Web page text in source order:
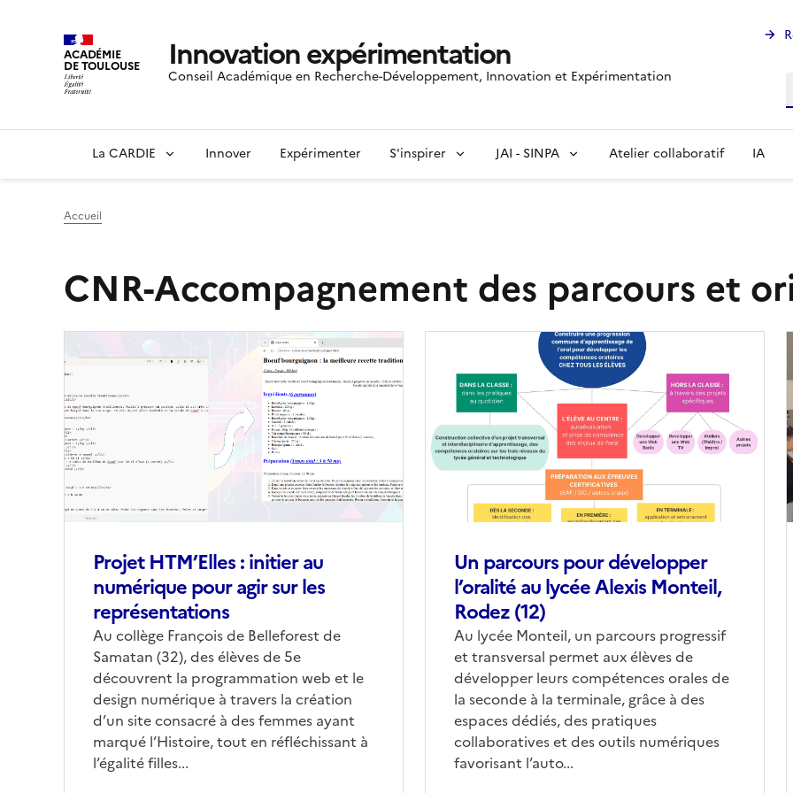
ACADÉMIE
DE TOULOUSE Innovation expérimentation
Conseil Académique en Recherche-Développement, Innovation et Expérimentation
La CARDIE Innover Expérimenter S'inspirer JAI - SINPA Atelier collaboratif IA
Accueil
CNR-Accompagnement des parcours et
Projet HTM’Elles : initier au
numérique pour agir sur les
représentations
Corps
Au collège François de Belleforest de
Samatan (32), des élèves de 5e
découvrent la programmation web et le
design numérique à travers la création
d’un site consacré à des femmes ayant
marqué l’Histoire, tout en réfléchissant à
l’égalité filles...
de
(conseillée)
Un parcours pour développer
l’oralité au lycée Alexis Monteil,
Rodez (12)
Corps
Au lycée Monteil, un parcours progressif
et transversal permet aux élèves de
développer leurs compétences orales de
la seconde à la terminale, grâce à des
espaces dédiés, des pratiques
collaboratives et des outils numériques
favorisant l’auto...
couverture
(conseillée)